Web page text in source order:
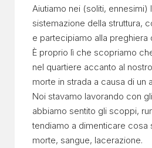
Aiutiamo nei (soliti, ennesimi)
sistemazione della struttura,
e partecipiamo alla preghiera
È proprio lì che scopriamo
nel quartiere accanto al
morte in strada a causa di un
Noi stavamo lavorando con
abbiamo sentito gli scoppi,
tendiamo a dimenticare cosa
morte, sangue, lacerazione.